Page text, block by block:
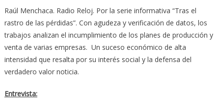
Raúl Menchaca. Radio Reloj. Por la serie informativa “Tras el
rastro de las pérdidas”. Con agudeza y verificación de datos, los
trabajos analizan el incumplimiento de los planes de producción y
venta de varias empresas. Un suceso económico de alta
intensidad que resalta por su interés social y la defensa del
verdadero valor noticia.
Entrevista: